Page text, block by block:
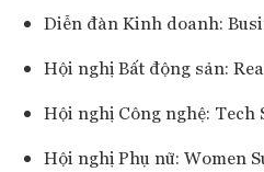
Diễn đàn Kinh doanh:
Hội nghị Bất động sản:
Hội nghị Công nghệ: Tech
Hội nghị Phụ nữ: Women